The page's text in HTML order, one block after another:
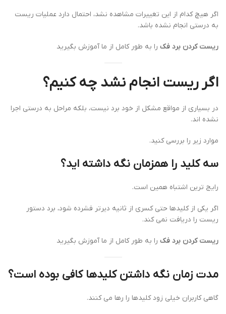
اگر هیچ کدام از این تغییرات مشاهده نشد، احتمال دارد عملیات ریست
به درستی انجام نشده باشد.
ریست کردن برد فک را به طور کامل از ما آموزش بگیرید
اگر ریست انجام نشد چه کنیم؟
در بسیاری از مواقع مشکل از خود برد نیست، بلکه مراحل به درستی اجرا
نشده اند.
موارد زیر را بررسی کنید.
سه کلید را همزمان نگه داشته اید؟
رایج ترین اشتباه همین است.
اگر یکی از کلیدها حتی کسری از ثانیه دیرتر فشرده شود، برد دستور
ریست را دریافت نمی کند.
ریست کردن برد فک را به طور کامل از ما آموزش بگیرید
مدت زمان نگه داشتن کلیدها کافی بوده است؟
گاهی کاربران خیلی زود کلیدها را رها می کنند.